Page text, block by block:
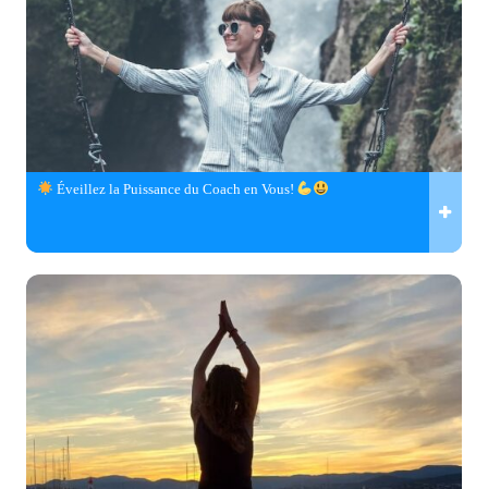
Éveillez la Puissance du Coach en Vous!